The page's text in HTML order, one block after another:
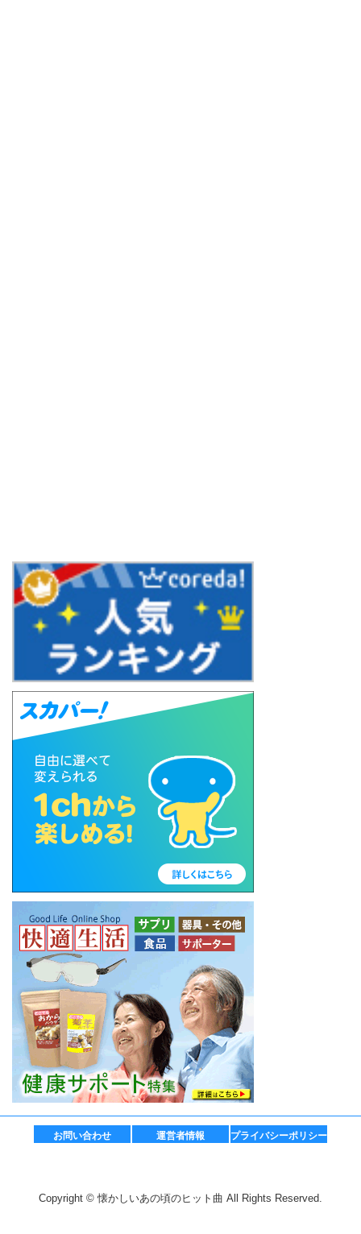
お問い合わせ 運営者情報 プライバシーポリシー
Copyright © 懐かしいあの頃のヒット曲 All Rights Reserved.